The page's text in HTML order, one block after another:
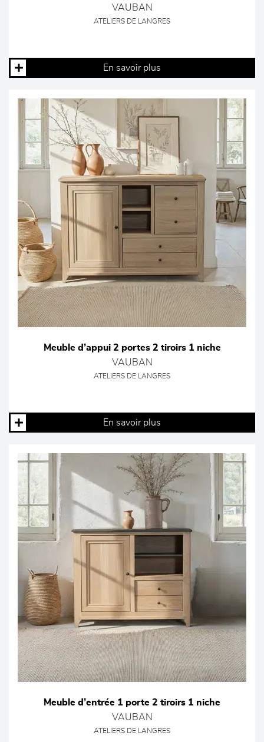
VAUBAN
ATELIERS DE LANGRES
En savoir plus
Meuble d’appui 2 portes 2 tiroirs 1 niche
VAUBAN
ATELIERS DE LANGRES
En savoir plus
Meuble d’entrée 1 porte 2 tiroirs 1 niche
VAUBAN
ATELIERS DE LANGRES